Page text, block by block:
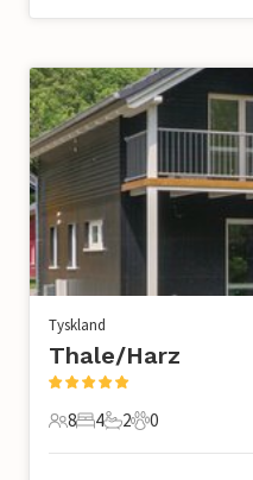
Tyskland
Thale/Harz
8 Gjester
8
4 Soverom
4
2 Bad
2
0 Kjæledyr
0